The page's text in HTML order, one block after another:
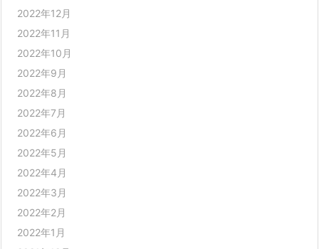
2022年12月
2022年11月
2022年10月
2022年9月
2022年8月
2022年7月
2022年6月
2022年5月
2022年4月
2022年3月
2022年2月
2022年1月